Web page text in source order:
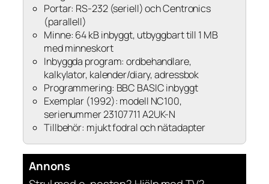
Portar: RS-232 (seriell) och Centronics
(parallell)
Minne: 64 kB inbyggt, utbyggbart till 1 MB
med minneskort
Inbyggda program: ordbehandlare,
kalkylator, kalender/diary, adressbok
Programmering: BBC BASIC inbyggt
Exemplar (1992): modell NC100,
serienummer 23107711 A2UK-N
Tillbehör: mjukt fodral och nätadapter
Annons